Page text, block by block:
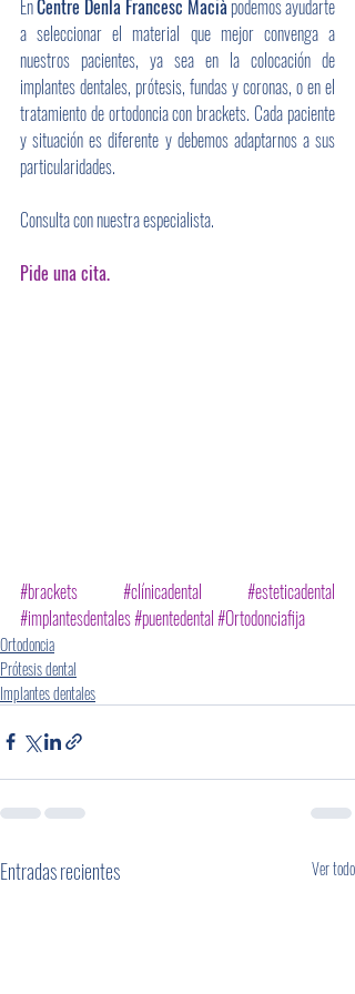
En Centre Denla Francesc Macià podemos ayudarte
a seleccionar el material que mejor convenga a
nuestros pacientes, ya sea en la colocación de
implantes dentales, prótesis, fundas y coronas, o en el
tratamiento de ortodoncia con brackets. Cada paciente
y situación es diferente y debemos adaptarnos a sus
particularidades.
Consulta con nuestra especialista.
Pide una cita.
#brackets #clínicadental
#esteticadental
#implantesdentales#puentedental#Ortodonciafija
Ortodoncia
Prótesis dental
Implantes dentales
Entradas recientes Ver todo